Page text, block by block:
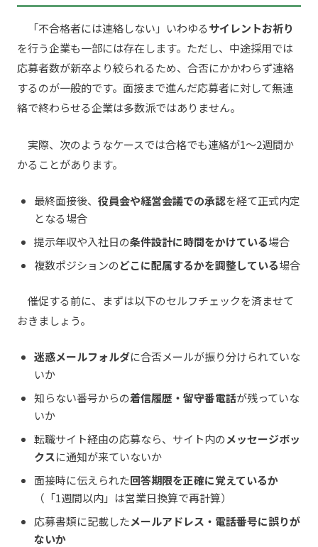
「不合格者には連絡しない」いわゆるサイレントお祈り
を行う企業も一部には存在します。ただし、中途採用では
応募者数が新卒より絞られるため、合否にかかわらず連絡
するのが一般的です。面接まで進んだ応募者に対して無連
絡で終わらせる企業は多数派ではありません。
実際、次のようなケースでは合格でも連絡が1〜2週間か
かることがあります。
最終面接後、 役員会や経営会議での承認を経て正式内定
となる場合
提示年収や入社日の条件設計に時間をかけている場合
複数ポジションのどこに配属するかを調整している場合
催促する前に、まずは以下のセルフチェックを済ませて
おきましょう。
迷惑メールフォルダに合否メールが振り分けられていな
いか
知らない番号からの着信履歴・留守番電話が残っていな
いか
転職サイト経由の応募なら、サイト内のメッセージボッ
クスに通知が来ていないか
面接時に伝えられた回答期限を正確に覚えているか
（「1週間以内」は営業日換算で再計算）
応募書類に記載したメールアドレス・電話番号に誤りが
ないか